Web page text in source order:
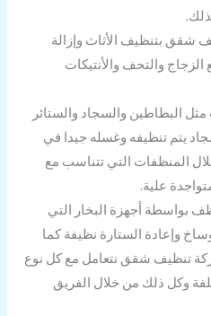
شقق بتنظيف الأثاث وإزالة
الزجاج والتحف والأنتيكات
البطاطين والسجاد والستائر
يتم تنظيفه وغسله جيدا في
المنظفات التي تتناسب مع
علية.
بواسطة أجهزة البخار التي
وإعادة الستارة نظيفة كما
تنظيف شقق نتعامل مع كل نوع
وكل ذلك من خلال الفريق